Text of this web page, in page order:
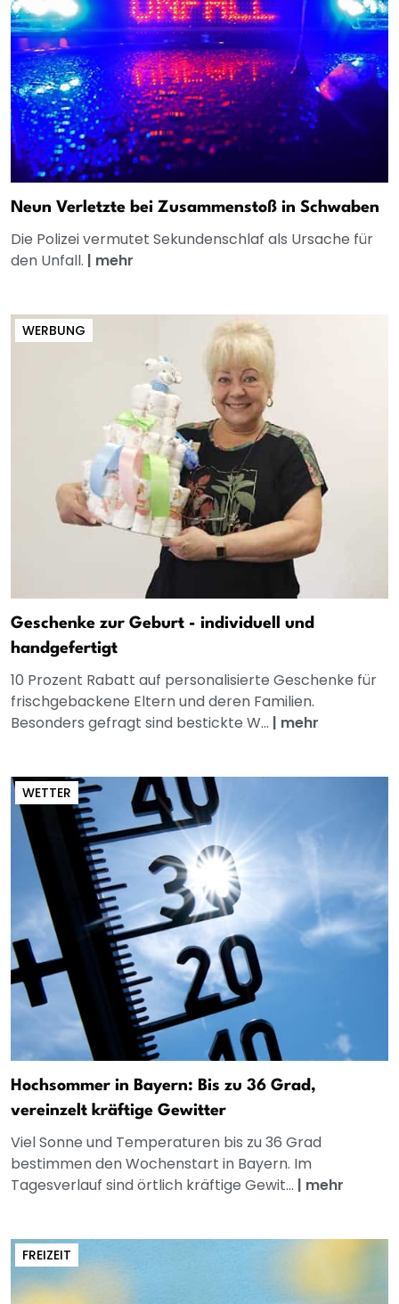
Neun Verletzte bei Zusammenstoß in Schwaben
Die Polizei vermutet Sekundenschlaf als Ursache für
den Unfall. | mehr
WERBUNG
Geschenke zur Geburt - individuell und
handgefertigt
10 Prozent Rabatt auf personalisierte Geschenke für
frischgebackene Eltern und deren Familien.
Besonders gefragt sind bestickte W... | mehr
WETTER
Hochsommer in Bayern: Bis zu 36 Grad,
vereinzelt kräftige Gewitter
Viel Sonne und Temperaturen bis zu 36 Grad
bestimmen den Wochenstart in Bayern. Im
Tagesverlauf sind örtlich kräftige Gewit... | mehr
FREIZEIT